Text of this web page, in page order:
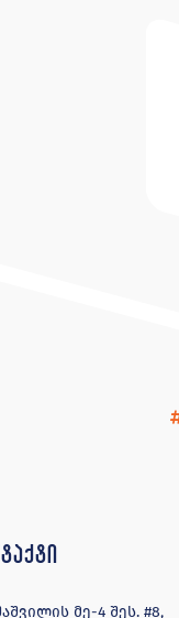
მე-4 შეს. #8,